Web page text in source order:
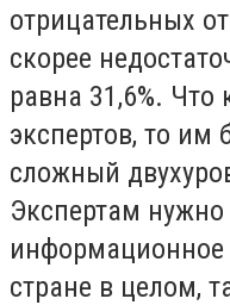
отрицательных
скорее
равна 31,6%. Что
экспертов, то им
сложный
Экспертам
стране в целом,